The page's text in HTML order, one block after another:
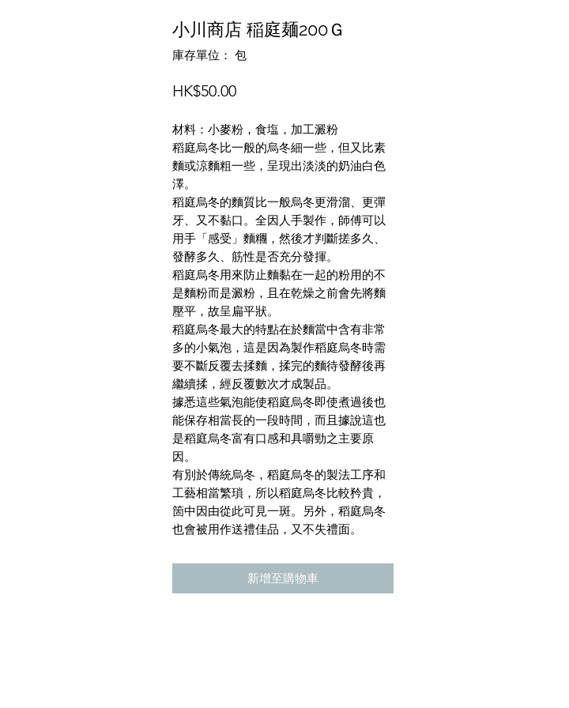
小川商店 稲庭麺200Ｇ
庫存單位： 包
HK$50.00價
材料：小麥粉，食塩，加工澱粉
稻庭烏冬比一般的烏冬細一些，但又比素
麵或涼麵粗一些，呈現出淡淡的奶油白色
澤。
稻庭烏冬的麵質比一般烏冬更滑溜、更彈
牙、又不黏口。全因人手製作，師傅可以
用手「感受」麵糰，然後才判斷搓多久、
發酵多久、筋性是否充分發揮。
稻庭烏冬用來防止麵黏在一起的粉用的不
是麵粉而是澱粉，且在乾燥之前會先將麵
壓平，故呈扁平狀。
稻庭烏冬最大的特點在於麵當中含有非常
多的小氣泡，這是因為製作稻庭烏冬時需
要不斷反覆去揉麵，揉完的麵待發酵後再
繼續揉，經反覆數次才成製品。
據悉這些氣泡能使稻庭烏冬即使煮過後也
能保存相當長的一段時間，而且據說這也
是稻庭烏冬富有口感和具嚼勁之主要原
因。
有別於傳統烏冬，稻庭烏冬的製法工序和
工藝相當繁瑣，所以稻庭烏冬比較矜貴，
箇中因由從此可見一斑。另外，稻庭烏冬
也會被用作送禮佳品，又不失禮面。
新增至購物車